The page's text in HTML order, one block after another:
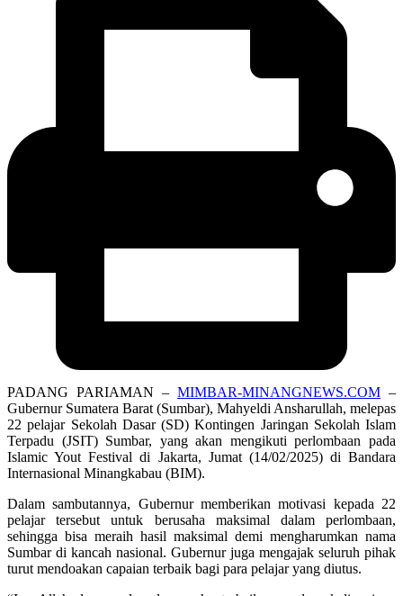
PADANG PARIAMAN – MIMBAR-MINANGNEWS.COM –
Gubernur Sumatera Barat (Sumbar), Mahyeldi Ansharullah, melepas
22 pelajar Sekolah Dasar (SD) Kontingen Jaringan Sekolah Islam
Terpadu (JSIT) Sumbar, yang akan mengikuti perlombaan pada
Islamic Yout Festival di Jakarta, Jumat (14/02/2025) di Bandara
Internasional Minangkabau (BIM).
Dalam sambutannya, Gubernur memberikan motivasi kepada 22
pelajar tersebut untuk berusaha maksimal dalam perlombaan,
sehingga bisa meraih hasil maksimal demi mengharumkan nama
Sumbar di kancah nasional. Gubernur juga mengajak seluruh pihak
turut mendoakan capaian terbaik bagi para pelajar yang diutus.